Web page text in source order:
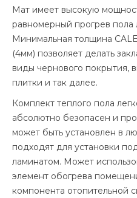
Мат имеет высокую
равномерный прогрев
Минимальная толщина
(4мм) позволяет делать
виды чернового покрытия,
плитки и так далее.
Комплект теплого пола
абсолютно безопасен и
может быть установлен в
подходят для установки
ламинатом. Может
элемент обогрева
компонента отопительной